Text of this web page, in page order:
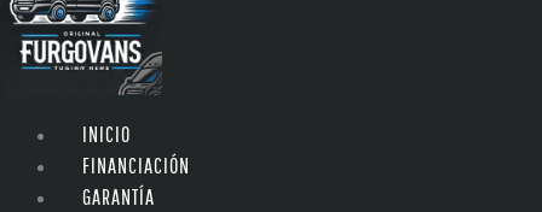
INICIO
FINANCIACIÓN
GARANTÍA